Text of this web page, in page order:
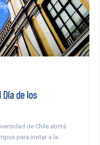
de los
de Chile abrirá
para invitar a la